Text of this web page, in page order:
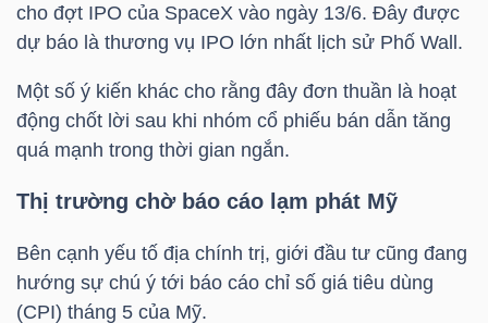
cho đợt IPO của SpaceX vào ngày 13/6. Đây được
dự báo là thương vụ IPO lớn nhất lịch sử Phố Wall.
Một số ý kiến khác cho rằng đây đơn thuần là hoạt
động chốt lời sau khi nhóm cổ phiếu bán dẫn tăng
quá mạnh trong thời gian ngắn.
Thị trường chờ báo cáo lạm phát Mỹ
Bên cạnh yếu tố địa chính trị, giới đầu tư cũng đang
hướng sự chú ý tới báo cáo chỉ số giá tiêu dùng
(CPI) tháng 5 của Mỹ.
DỮ
LIỆU
Ngành
(-)
SECTOR